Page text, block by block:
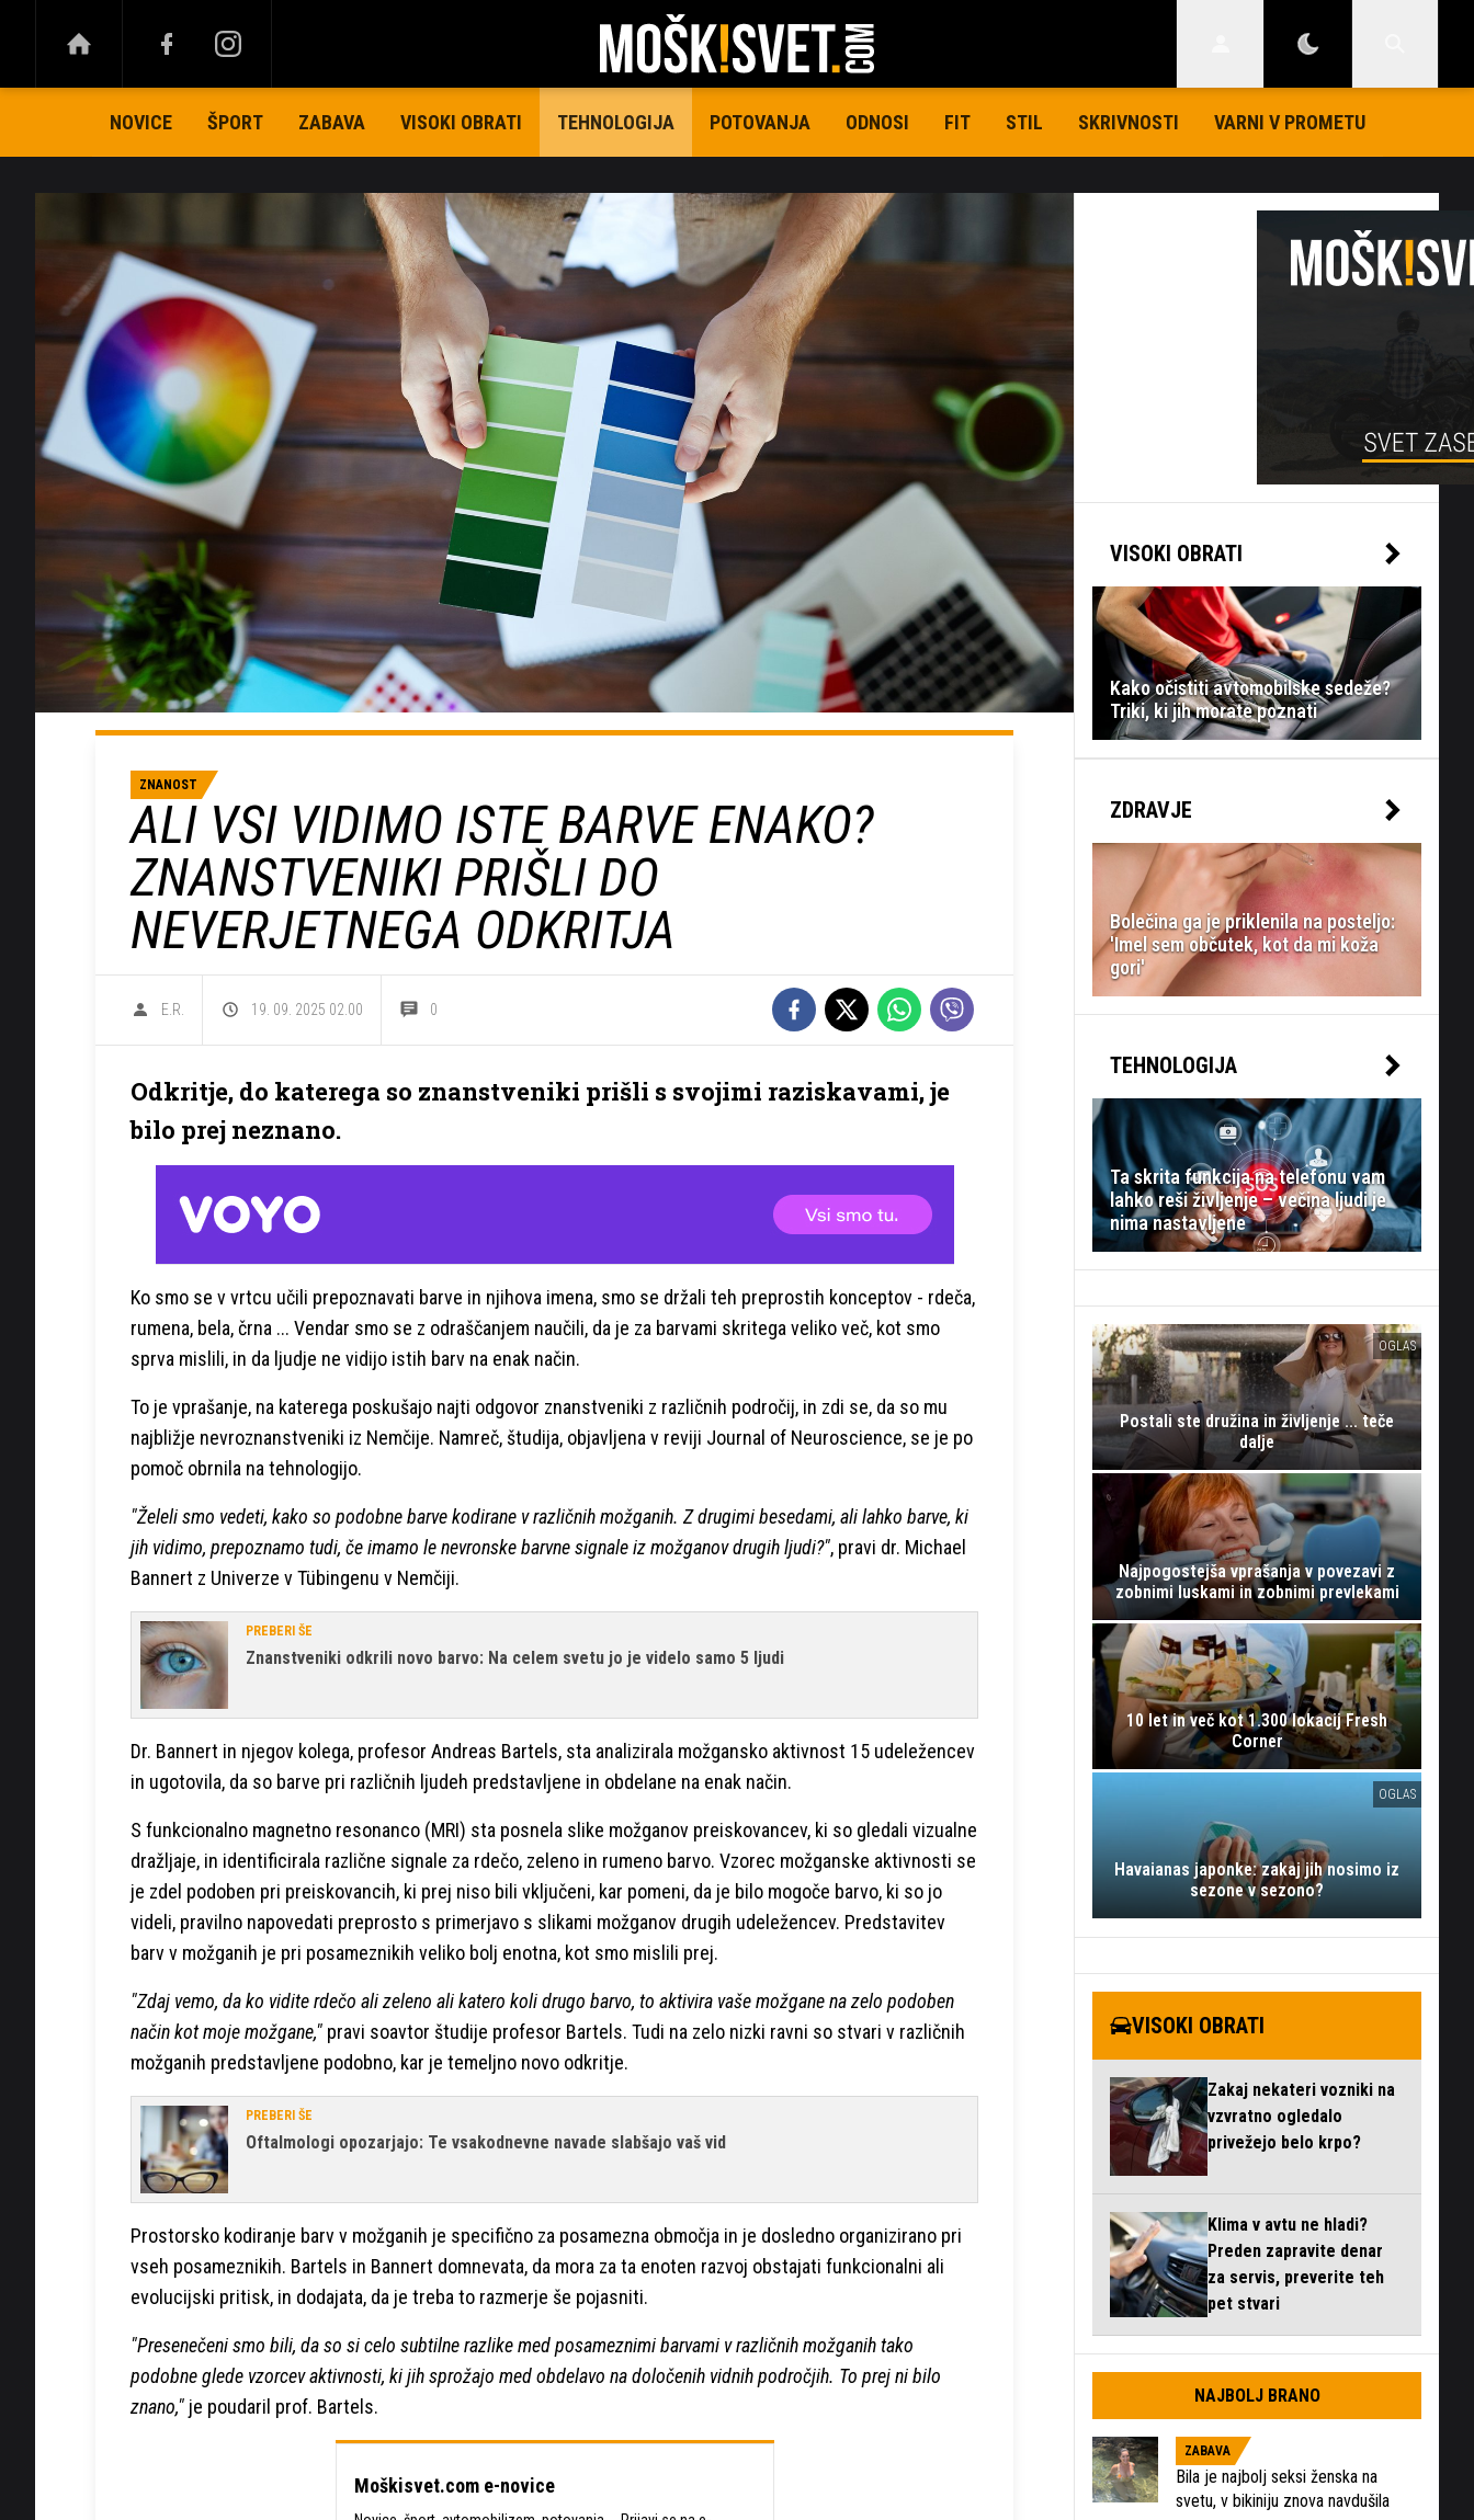
NOVICE ŠPORT ZABAVA VISOKI OBRATI TEHNOLOGIJA POTOVANJA ODNOSI FIT STIL SKRIVNOSTI VARNI V PROMETU
ZNANOST
ALI VSI VIDIMO ISTE BARVE ENAKO?
ZNANSTVENIKI PRIŠLI DO
NEVERJETNEGA ODKRITJA
E.R. 19. 09. 2025 02.00 0
Odkritje, do katerega so znanstveniki prišli s svojimi raziskavami, je
bilo prej neznano.
Ko smo se v vrtcu učili prepoznavati barve in njihova imena, smo se držali teh preprostih konceptov - rdeča,
rumena, bela, črna ... Vendar smo se z odraščanjem naučili, da je za barvami skritega veliko več, kot smo
sprva mislili, in da ljudje ne vidijo istih barv na enak način.
To je vprašanje, na katerega poskušajo najti odgovor znanstveniki z različnih področij, in zdi se, da so mu
najbližje nevroznanstveniki iz Nemčije. Namreč, študija, objavljena v reviji Journal of Neuroscience, se je po
pomoč obrnila na tehnologijo.
"Želeli smo vedeti, kako so podobne barve kodirane v različnih možganih. Z drugimi besedami, ali lahko barve, ki
jih vidimo, prepoznamo tudi, če imamo le nevronske barvne signale iz možganov drugih ljudi?", pravi dr. Michael
Bannert z Univerze v Tübingenu v Nemčiji.
PREBERI ŠE
Znanstveniki odkrili novo barvo: Na celem svetu jo je videlo samo 5 ljudi
Dr. Bannert in njegov kolega, profesor Andreas Bartels, sta analizirala možgansko aktivnost 15 udeležencev
in ugotovila, da so barve pri različnih ljudeh predstavljene in obdelane na enak način.
S funkcionalno magnetno resonanco (MRI) sta posnela slike možganov preiskovancev, ki so gledali vizualne
dražljaje, in identificirala različne signale za rdečo, zeleno in rumeno barvo. Vzorec možganske aktivnosti se
je zdel podoben pri preiskovancih, ki prej niso bili vključeni, kar pomeni, da je bilo mogoče barvo, ki so jo
videli, pravilno napovedati preprosto s primerjavo s slikami možganov drugih udeležencev. Predstavitev
barv v možganih je pri posameznikih veliko bolj enotna, kot smo mislili prej.
"Zdaj vemo, da ko vidite rdečo ali zeleno ali katero koli drugo barvo, to aktivira vaše možgane na zelo podoben
način kot moje možgane," pravi soavtor študije profesor Bartels. Tudi na zelo nizki ravni so stvari v različnih
možganih predstavljene podobno, kar je temeljno novo odkritje.
PREBERI ŠE
Oftalmologi opozarjajo: Te vsakodnevne navade slabšajo vaš vid
Prostorsko kodiranje barv v možganih je specifično za posamezna območja in je dosledno organizirano pri
vseh posameznikih. Bartels in Bannert domnevata, da mora za ta enoten razvoj obstajati funkcionalni ali
evolucijski pritisk, in dodajata, da je treba to razmerje še pojasniti.
"Presenečeni smo bili, da so si celo subtilne razlike med posameznimi barvami v različnih možganih tako
podobne glede vzorcev aktivnosti, ki jih sprožajo med obdelavo na določenih vidnih področjih. To prej ni bilo
znano," je poudaril prof. Bartels.
Moškisvet.com e-novice
VISOKI OBRATI
Kako očistiti avtomobilske sedeže?
Triki, ki jih morate poznati
ZDRAVJE
Bolečina ga je priklenila na posteljo:
'Imel sem občutek, kot da mi koža
gori'
TEHNOLOGIJA
Ta skrita funkcija na telefonu vam
lahko reši življenje – večina ljudi je
nima nastavljene
OGLAS
Postali ste družina in življenje ... teče
dalje
Najpogostejša vprašanja v povezavi z
zobnimi luskami in zobnimi prevlekami
10 let in več kot 1.300 lokacij Fresh
Corner
OGLAS
Havaianas japonke: zakaj jih nosimo iz
sezone v sezono?
VISOKI OBRATI
Zakaj nekateri vozniki na
vzvratno ogledalo
privežejo belo krpo?
Klima v avtu ne hladi?
Preden zapravite denar
za servis, preverite teh
pet stvari
NAJBOLJ BRANO
ZABAVA
Bila je najbolj seksi ženska na
svetu, v bikiniju znova navdušila